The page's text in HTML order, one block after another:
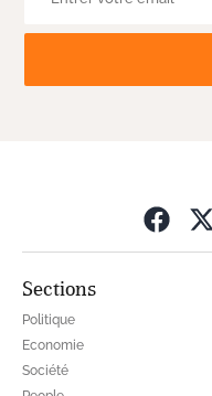
Sections
Politique
Economie
Société